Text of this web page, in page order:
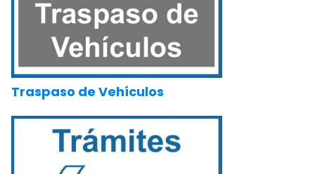
Traspaso de Vehículos